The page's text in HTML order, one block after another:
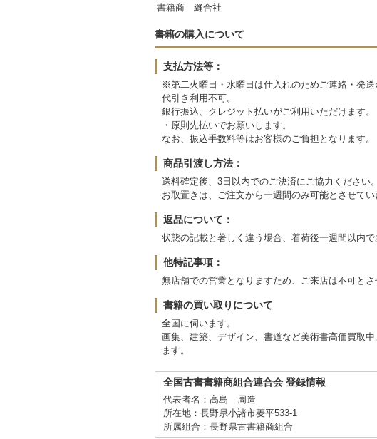
書籍商 縫合社
書籍の購入について
支払方法等：
※第二火曜日・水曜日は仕入れのためご連絡・発
代引き利用不可。
銀行振込、クレジット払いがご利用いただけます。
・原則先払いでお願いします。
なお、振込手数料等はお客様のご負担となります。
商品引渡し方法：
送料確定後、3日以内でのご決済にご協力ください。
お取置きは、ご注文から一週間のみ可能とさせてい
返品について：
状態の記載と著しく違う場合、着荷後一週間以内で
他特記事項：
無店舗での営業となりますため、ご来店は不可とさ
書籍の買い取りについて
全国に伺います。
画集、建築、デザイン、書道など美術書高価買取
ます。
全国古書書籍商組合連合会 登録情報
代表者名：高島 周造
所在地：長野県小諸市菱平533-1
所属組合：長野県古書籍商組合